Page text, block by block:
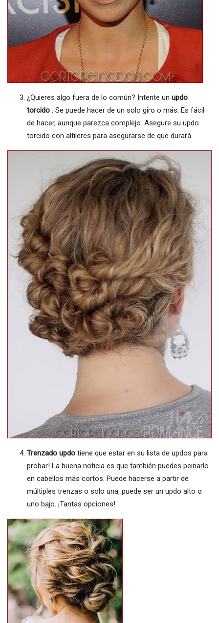
¿Quieres algo fuera de lo común? Intente un updo
torcido . Se puede hacer de un solo giro o más. Es fácil
de hacer, aunque parezca complejo. Asegure su updo
torcido con alfileres para asegurarse de que durará.
Trenzado updo tiene que estar en su lista de updos para
probar! La buena noticia es que también puedes peinarlo
en cabellos más cortos. Puede hacerse a partir de
múltiples trenzas o solo una, puede ser un updo alto o
uno bajo. ¡Tantas opciones!